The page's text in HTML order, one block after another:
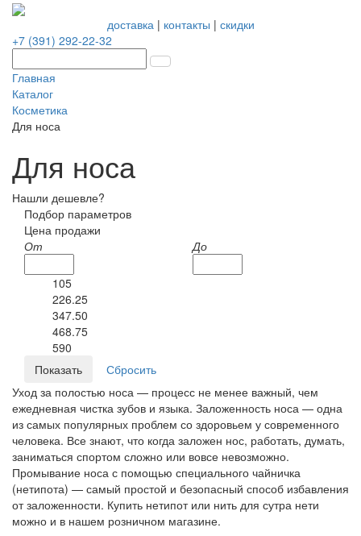
доставка| контакты | скидки
+7 (391) 292-22-32
Главная
Каталог
Косметика
Для носа
Для носа
Нашли дешевле?
Подбор параметров
Цена продажи
От
До
105
226.25
347.50
468.75
590
Уход за полостью носа — процесс не менее важный, чем
ежедневная чистка зубов и языка. Заложенность носа — одна
из самых популярных проблем со здоровьем у современного
человека. Все знают, что когда заложен нос, работать, думать,
заниматься спортом сложно или вовсе невозможно.
Промывание носа с помощью специального чайничка
(нетипота) — самый простой и безопасный способ избавления
от заложенности. Купить нетипот или нить для сутра нети
можно и в нашем розничном магазине.